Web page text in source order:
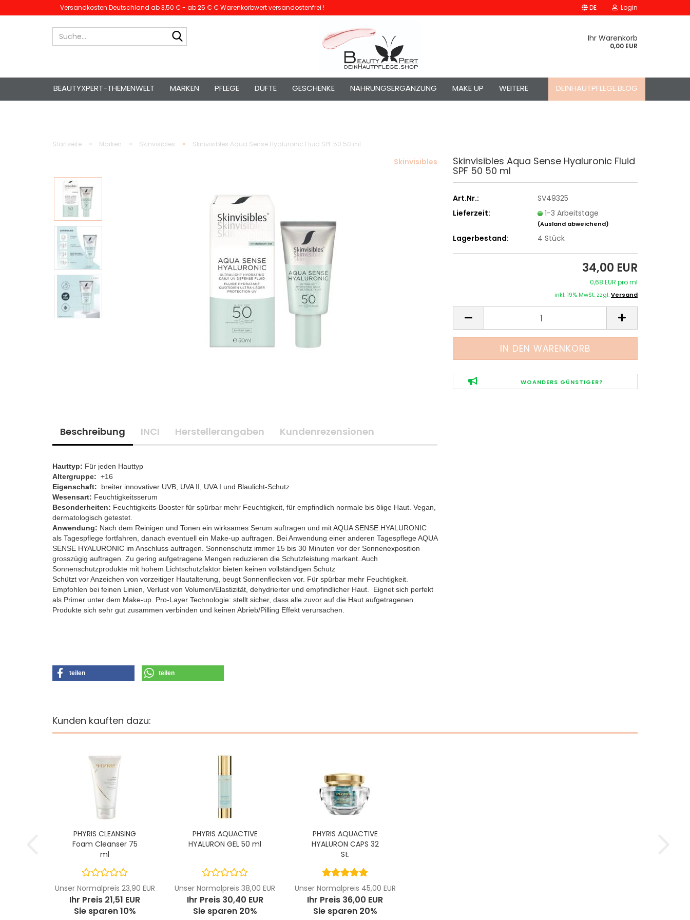
Versandkosten Deutschland ab 3,50 € - ab 25 € € Warenkorbwert versandostenfrei ! DE Login
Ihr Warenkorb
0,00 EUR
BEAUTYXPERT-THEMENWELT MARKEN PFLEGE DÜFTE GESCHENKE NAHRUNGSERGÄNZUNG MAKE UP DEINHAUTPFLEGE.BLOG
WEITERE
Startseite » Marken » Skinvisibles » Skinvisibles Aqua Sense Hyaluronic Fluid SPF 50 50 ml
Skinvisibles Skinvisibles Aqua Sense Hyaluronic Fluid
SPF 50 50 ml
Art.Nr.:
SV49325
Lieferzeit:
1-3 Arbeitstage
(Ausland abweichend)
Lagerbestand: 4 Stück
34,00 EUR
0,68 EUR pro ml
inkl. 19% MwSt. zzgl.Versand
WOANDERS GÜNSTIGER?
Beschreibung INCI Herstellerangaben Kundenrezensionen
Hauttyp: Für jeden Hauttyp
Altergruppe: +16
Eigenschaft:
breiter innovativer UVB, UVA II, UVA I und Blaulicht-Schutz
Wesensart: Feuchtigkeitsserum
Besonderheiten: Feuchtigkeits-Booster für spürbar mehr Feuchtigkeit, für empfindlich normale bis ölige Haut. Vegan,
dermatologisch getestet.
​Anwendung: Nach dem Reinigen und Tonen ein wirksames Serum auftragen und mit AQUA SENSE HYALURONIC
als Tagespflege fortfahren, danach eventuell ein Make-up auftragen. Bei Anwendung einer anderen Tagespflege AQUA
SENSE HYALURONIC im Anschluss auftragen. Sonnenschutz immer 15 bis 30 Minuten vor der Sonnenexposition
grosszügig auftragen. Zu gering aufgetragene Mengen reduzieren die Schutzleistung markant. Auch
Sonnenschutzprodukte mit hohem Lichtschutzfaktor bieten keinen vollständigen Schutz
Schützt vor Anzeichen von vorzeitiger Hautalterung, beugt Sonnenflecken vor. Für spürbar mehr Feuchtigkeit.
Empfohlen bei feinen Linien, Verlust von Volumen/Elastizität, dehydrierter und empfindlicher Haut. Eignet sich perfekt
als Primer unter dem Make-up. Pro-Layer Technologie: stellt sicher, dass alle zuvor auf die Haut aufgetragenen
Produkte sich sehr gut zusammen verbinden und keinen Abrieb/Pilling Effekt verursachen.
teilen teilen
Kunden kauften dazu:
PHYRIS CLEANSING
Foam Cleanser 75
ml
Unser Normalpreis 23,90 EUR
Ihr Preis 21,51 EUR
Sie sparen 10%
PHYRIS AQUACTIVE
HYALURON GEL 50 ml
Unser Normalpreis 38,00 EUR
Ihr Preis 30,40 EUR
Sie sparen 20%
PHYRIS AQUACTIVE
HYALURON CAPS 32
St.
Unser Normalpreis 45,00 EUR
Ihr Preis 36,00 EUR
Sie sparen 20%